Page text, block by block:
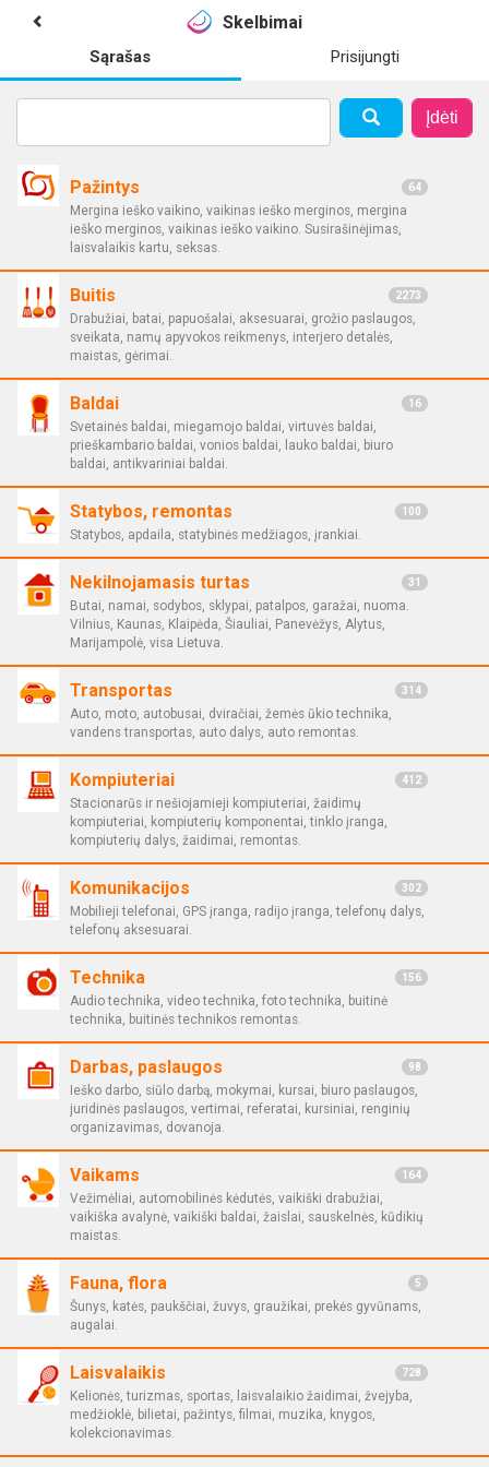
Skelbimai
Sąrašas Prisijungti
Įdėti
Pažintys 64
Mergina ieško vaikino, vaikinas ieško merginos, mergina
ieško merginos, vaikinas ieško vaikino. Susirašinėjimas,
laisvalaikis kartu, seksas.
Buitis 2273
Drabužiai, batai, papuošalai, aksesuarai, grožio paslaugos,
sveikata, namų apyvokos reikmenys, interjero detalės,
maistas, gėrimai.
Baldai 16
Svetainės baldai, miegamojo baldai, virtuvės baldai,
prieškambario baldai, vonios baldai, lauko baldai, biuro
baldai, antikvariniai baldai.
Statybos, remontas 100
Statybos, apdaila, statybinės medžiagos, įrankiai.
Nekilnojamasis turtas 31
Butai, namai, sodybos, sklypai, patalpos, garažai, nuoma.
Vilnius, Kaunas, Klaipėda, Šiauliai, Panevėžys, Alytus,
Marijampolė, visa Lietuva.
Transportas 314
Auto, moto, autobusai, dviračiai, žemės ūkio technika,
vandens transportas, auto dalys, auto remontas.
Kompiuteriai 412
Stacionarūs ir nešiojamieji kompiuteriai, žaidimų
kompiuteriai, kompiuterių komponentai, tinklo įranga,
kompiuterių dalys, žaidimai, remontas.
Komunikacijos 302
Mobilieji telefonai, GPS įranga, radijo įranga, telefonų dalys,
telefonų aksesuarai.
Technika 156
Audio technika, video technika, foto technika, buitinė
technika, buitinės technikos remontas.
Darbas, paslaugos 98
Ieško darbo, siūlo darbą, mokymai, kursai, biuro paslaugos,
juridinės paslaugos, vertimai, referatai, kursiniai, renginių
organizavimas, dovanoja.
Vaikams 164
Vežimėliai, automobilinės kėdutės, vaikiški drabužiai,
vaikiška avalynė, vaikiški baldai, žaislai, sauskelnės, kūdikių
maistas.
Fauna, flora 5
Šunys, katės, paukščiai, žuvys, graužikai, prekės gyvūnams,
augalai.
Laisvalaikis 728
Kelionės, turizmas, sportas, laisvalaikio žaidimai, žvejyba,
medžioklė, bilietai, pažintys, filmai, muzika, knygos,
kolekcionavimas.